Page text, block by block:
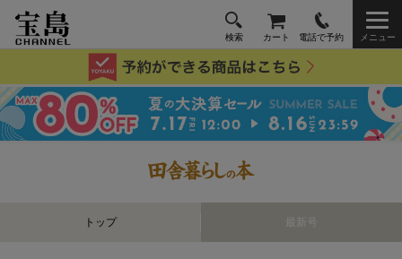
検索 カート 電話で予約 メニュー
トップ 最新号